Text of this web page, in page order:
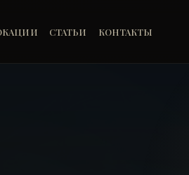
СТАТЬИ КОНТАКТЫ